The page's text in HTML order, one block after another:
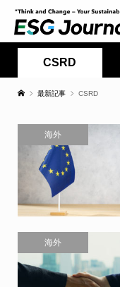
CSRD
最新記事 CSRD
海外
海外